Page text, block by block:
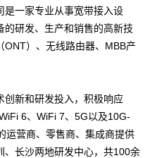
是一家专业从事宽带接入设
研发、生产和销售的高新技
ONT）、无线路由器、MBB产
创新和研发投入，积极响应
6、WiFi 7、5G以及10G-
运营商、零售商、集成商提供
、长沙两地研发中心，共100余